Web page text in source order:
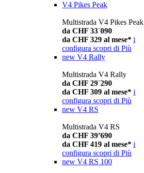
V4 Pikes Peak
Multistrada V4 Pikes Peak
da CHF 33´090
da CHF 329 al mese* i
configura scopri di Più
new V4 Rally
Multistrada V4 Rally
da CHF 29´290
da CHF 309 al mese* i
configura scopri di Più
new V4 RS
Multistrada V4 RS
da CHF 39’690
da CHF 419 al mese* i
configura scopri di Più
new V4 RS 100